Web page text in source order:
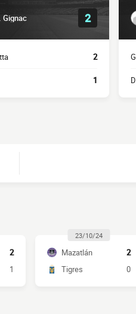
Gignac 2
2
1
2
1
23/10/24
Mazatlán
2
Tigres
0